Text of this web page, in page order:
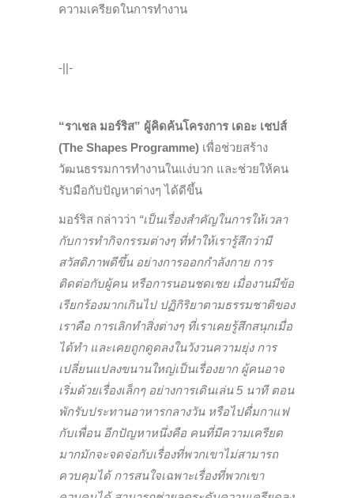
ความเครียดในการทำงาน
-||-
“ราเชล มอร์ริส” ผู้คิดค้นโครงการ เดอะ เชปส์
(The Shapes Programme) เพื่อช่วยสร้าง
วัฒนธรรมการทำงานในแง่บวก และช่วยให้คน
รับมือกับปัญหาต่างๆ ได้ดีขึ้น
มอร์ริส กล่าวว่า “เป็นเรื่องสำคัญในการให้เวลา
กับการทำกิจกรรมต่างๆ ที่ทำให้เรารู้สึกว่ามี
สวัสดิภาพดีขึ้น อย่างการออกกำลังกาย การ
ติดต่อกับผู้คน หรือการนอนชดเชย เมื่องานมีข้อ
เรียกร้องมากเกินไป ปฏิกิริยาตามธรรมชาติของ
เราคือ การเลิกทำสิ่งต่างๆ ที่เราเคยรู้สึกสนุกเมื่อ
ได้ทำ และเคยถูกดูดลงในวังวนความยุ่ง การ
เปลี่ยนแปลงขนานใหญ่เป็นเรื่องยาก ผู้คนอาจ
เริ่มด้วยเรื่องเล็กๆ อย่างการเดินเล่น 5 นาที ตอน
พักรับประทานอาหารกลางวัน หรือไปดื่มกาแฟ
กับเพื่อน อีกปัญหาหนึ่งคือ คนที่มีความเครียด
มากมักจะจดจ่อกับเรื่องที่พวกเขาไม่สามารถ
ควบคุมได้ การสนใจเฉพาะเรื่องที่พวกเขา